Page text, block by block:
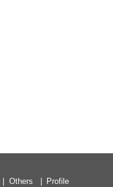
Others Profile